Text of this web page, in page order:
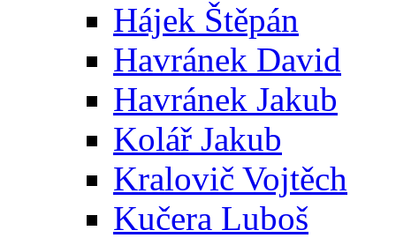
Hájek Štěpán
Havránek David
Havránek Jakub
Kolář Jakub
Kralovič Vojtěch
Kučera Luboš